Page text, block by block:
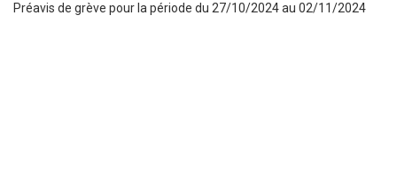
Préavis de grève pour la période du 27/10/2024 au 02/11/2024